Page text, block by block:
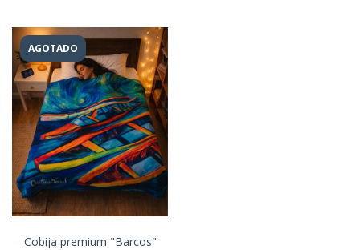
AGOTADO
Cobija premium "Barcos"